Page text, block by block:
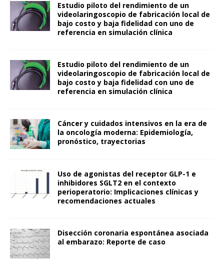
Estudio piloto del rendimiento de un
videolaringoscopio de fabricación local de
bajo costo y baja fidelidad con uno de
referencia en simulación clínica
Estudio piloto del rendimiento de un
videolaringoscopio de fabricación local de
bajo costo y baja fidelidad con uno de
referencia en simulación clínica
Cáncer y cuidados intensivos en la era de
la oncología moderna: Epidemiología,
pronóstico, trayectorias
Uso de agonistas del receptor GLP-1 e
inhibidores SGLT2 en el contexto
perioperatorio: Implicaciones clínicas y
recomendaciones actuales
Disección coronaria espontánea asociada
al embarazo: Reporte de caso